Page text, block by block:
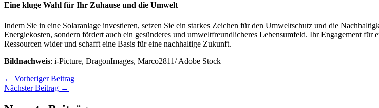
Eine kluge Wahl für Ihr Zuhause und die Umwelt
Indem Sie in eine Solaranlage investieren, setzen Sie ein starkes Zeichen für den Umweltschutz und die
Energiekosten, sondern fördert auch ein gesünderes und umweltfreundlicheres Lebensumfeld. Ihr Engagement
Ressourcen wider und schafft eine Basis für eine nachhaltige Zukunft.
Bildnachweis: i-Picture, DragonImages, Marco2811/ Adobe Stock
← Vorheriger Beitrag
Nächster Beitrag →